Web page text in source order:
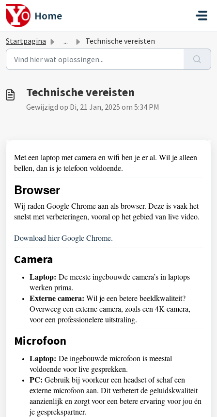
Doorgaan naar hoofdinhoud
Home
Startpagina ... Technische vereisten
Technische vereisten
Gewijzigd op Di, 21 Jan, 2025 om 5:34 PM
Met een laptop met camera en wifi ben je er al. Wil je alleen
bellen, dan is je telefoon voldoende.
Browser
Wij raden Google Chrome aan als browser. Deze is vaak het
snelst met verbeteringen, vooral op het gebied van live video.
Download hier Google Chrome.
Camera
Laptop: De meeste ingebouwde camera’s in laptops
werken prima.
Externe camera: Wil je een betere beeldkwaliteit?
Overweeg een externe camera, zoals een 4K-camera,
voor een professionelere uitstraling.
Microfoon
Laptop: De ingebouwde microfoon is meestal
voldoende voor live gesprekken.
PC: Gebruik bij voorkeur een headset of schaf een
externe microfoon aan. Dit verbetert de geluidskwaliteit
aanzienlijk en zorgt voor een betere ervaring voor jou én
je gesprekspartner.